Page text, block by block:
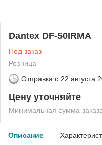
Dantex DF-50IRMA
Под заказ
Розница
Отправка с 22 августа
Цену уточняйте
Минимальная сумма
Описание